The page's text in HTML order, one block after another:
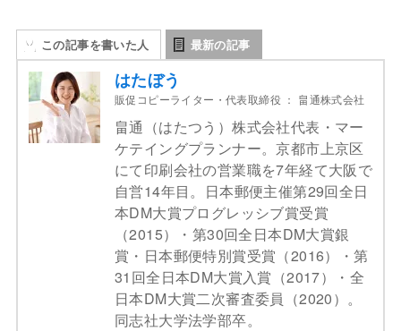
この記事を書いた人 最新の記事
はたぼう
販促コピーライター・代表取締役 ： 畠通株式会社
畠通（はたつう）株式会社代表・マー
ケテイングプランナー。京都市上京区
にて印刷会社の営業職を7年経て大阪で
自営14年目。日本郵便主催第29回全日
本DM大賞プログレッシブ賞受賞
（2015）・第30回全日本DM大賞銀
賞・日本郵便特別賞受賞（2016）・第
31回全日本DM大賞入賞（2017）・全
日本DM大賞二次審査委員（2020）。
同志社大学法学部卒。